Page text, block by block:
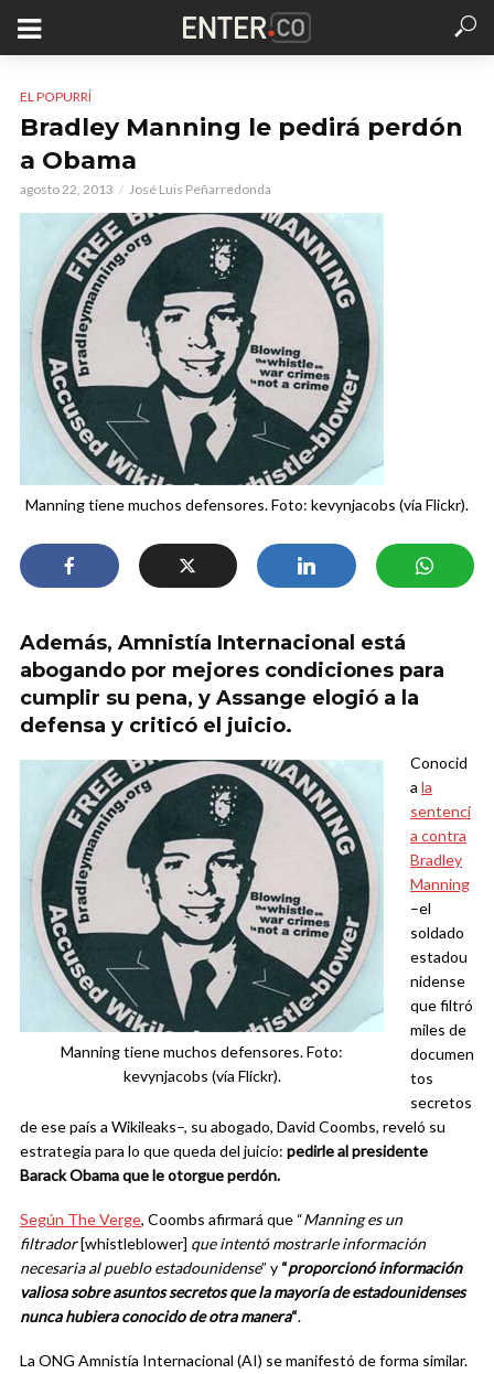
EL POPURRÍ
Bradley Manning le pedirá perdón
a Obama
agosto 22, 2013 José Luis Peñarredonda
Manning tiene muchos defensores. Foto: kevynjacobs (vía Flickr).
Además, Amnistía Internacional está
abogando por mejores condiciones para
cumplir su pena, y Assange elogió a la
defensa y criticó el juicio.
Manning tiene muchos defensores. Foto:
kevynjacobs (vía Flickr).
Conocid
a la
sentenci
a contra
Bradley
Manning
–el
soldado
estadou
nidense
que filtró
miles de
documen
tos
secretos
de ese país a Wikileaks–, su abogado, David Coombs, reveló su
estrategia para lo que queda del juicio: pedirle al presidente
Barack Obama que le otorgue perdón.
Según The Verge, Coombs afirmará que “Manning es un
filtrador[whistleblower] que intentó mostrarle información
necesaria al pueblo estadounidense” y “proporcionó información
valiosa sobre asuntos secretos que la mayoría de estadounidenses
nunca hubiera conocido de otra manera“.
La ONG Amnistía Internacional (AI) se manifestó de forma similar.